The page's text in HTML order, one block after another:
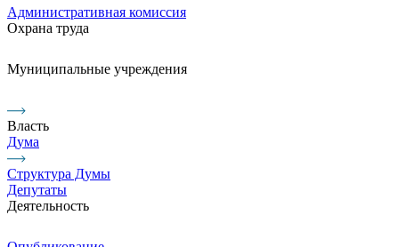
Административная комиссия
Охрана труда
Муниципальные учреждения
Власть
Дума
Структура Думы
Депутаты
Деятельность